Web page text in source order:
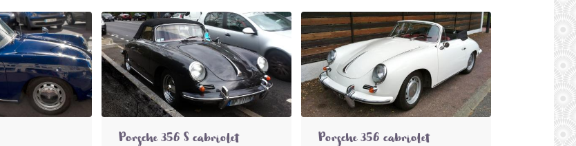
Porsche 356 S cabriolet Porsche 356 cabriolet